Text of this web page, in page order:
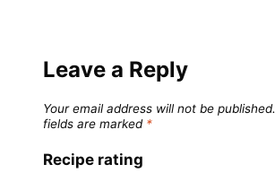
Leave a Reply
Your email address will not be published.
fields are marked *
Recipe rating